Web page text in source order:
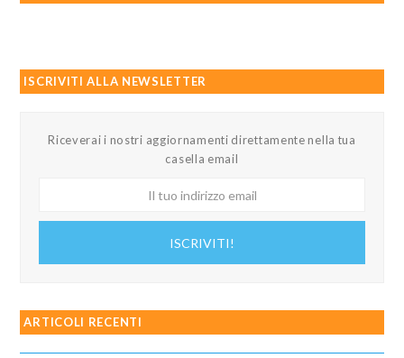
ISCRIVITI ALLA NEWSLETTER
Riceverai i nostri aggiornamenti direttamente nella tua
casella email
ISCRIVITI!
ARTICOLI RECENTI